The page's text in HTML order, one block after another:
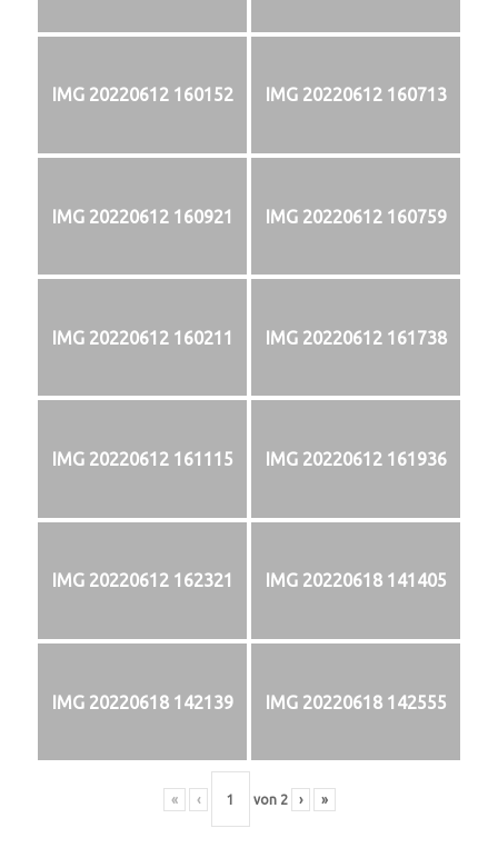
IMG 20220612 160152 IMG 20220612 160713
IMG 20220612 160921 IMG 20220612 160759
IMG 20220612 160211 IMG 20220612 161738
IMG 20220612 161115 IMG 20220612 161936
IMG 20220612 162321 IMG 20220618 141405
IMG 20220618 142139 IMG 20220618 142555
« ‹ von 2 › »